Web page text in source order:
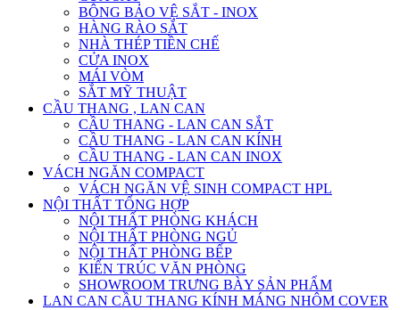
BÔNG BẢO VỆ SẮT - INOX
HÀNG RÀO SẮT
NHÀ THÉP TIỀN CHẾ
CỬA INOX
MÁI VÒM
SẮT MỸ THUẬT
CẦU THANG , LAN CAN
CẦU THANG - LAN CAN SẮT
CẦU THANG - LAN CAN KÍNH
CẦU THANG - LAN CAN INOX
VÁCH NGĂN COMPACT
VÁCH NGĂN VỆ SINH COMPACT HPL
NỘI THẤT TỔNG HỢP
NỘI THẤT PHÒNG KHÁCH
NỘI THẤT PHÒNG NGỦ
NỘI THẤT PHÒNG BẾP
KIẾN TRÚC VĂN PHÒNG
SHOWROOM TRƯNG BÀY SẢN PHẨM
LAN CAN CẦU THANG KÍNH MÁNG NHÔM COVER